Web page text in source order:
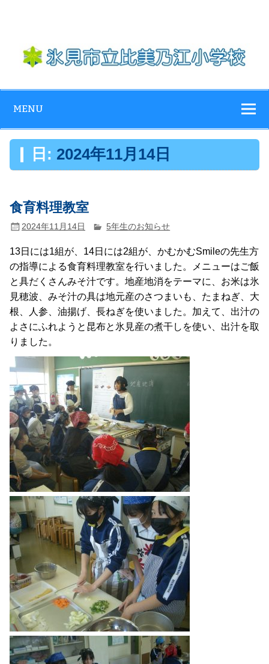
content
江小学校
MENU
日: 2024年11月14日
食育料理教室
2024年11月14日 5年生のお知らせ
13日には1組が、14日には2組が、かむかむSmileの先生方
の指導による食育料理教室を行いました。メニューはご飯
と具だくさんみそ汁です。地産地消をテーマに、お米は氷
見穂波、みそ汁の具は地元産のさつまいも、たまねぎ、大
根、人参、油揚げ、長ねぎを使いました。加えて、出汁の
よさにふれようと昆布と氷見産の煮干しを使い、出汁を取
りました。